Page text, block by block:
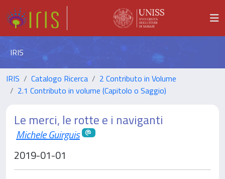
IRIS
IRIS Catalogo Ricerca
2 Contributo in Volume
2.1 Contributo in volume (Capitolo o Saggio)
Le merci, le rotte e i naviganti
Michele Guirguis
2019-01-01